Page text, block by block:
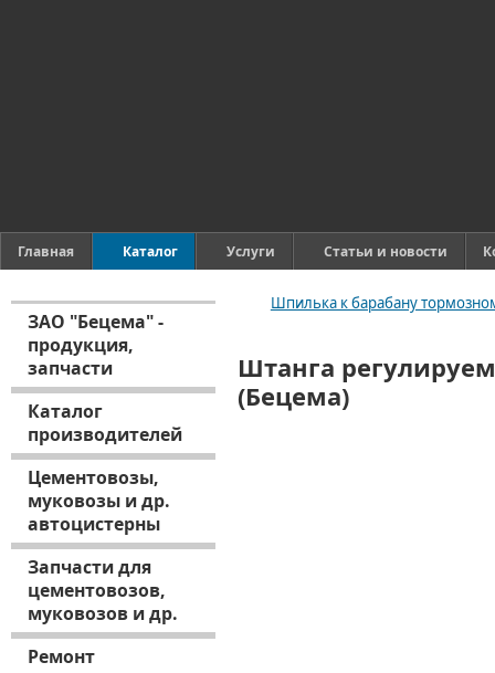
Главная Каталог Услуги Статьи и новости
Шпилька к барабану
Штанга
(Бецема)
ЗАО "Бецема" -
продукция,
запчасти
Каталог
производителей
Цементовозы,
муковозы и др.
автоцистерны
Запчасти для
цементовозов,
муковозов и др.
Ремонт